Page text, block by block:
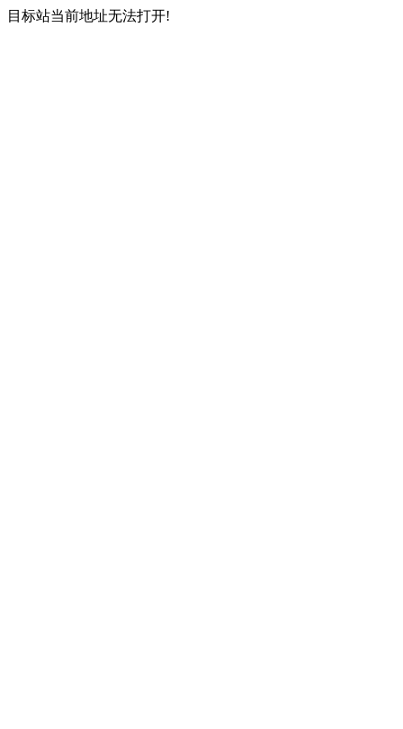
目标站当前地址无法打开!